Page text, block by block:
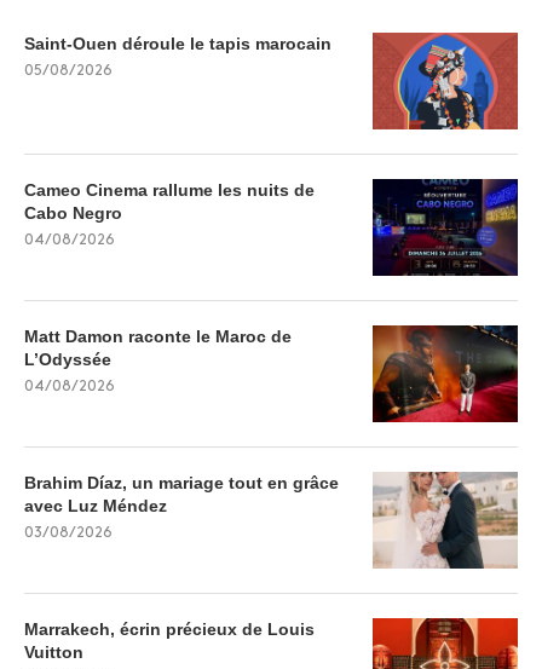
Saint-Ouen déroule le tapis marocain
05/08/2026
Cameo Cinema rallume les nuits de
Cabo Negro
04/08/2026
Matt Damon raconte le Maroc de
L’Odyssée
04/08/2026
Brahim Díaz, un mariage tout en grâce
avec Luz Méndez
03/08/2026
Marrakech, écrin précieux de Louis
Vuitton